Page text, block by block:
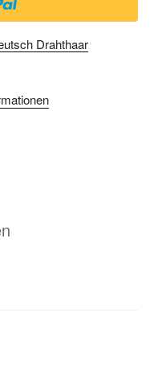
Drahthaar